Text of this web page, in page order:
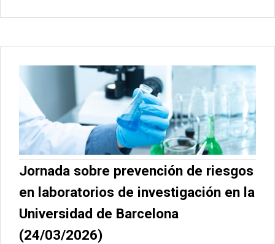
Jornada sobre prevención de riesgos
en laboratorios de investigación en la
Universidad de Barcelona
(24/03/2026)